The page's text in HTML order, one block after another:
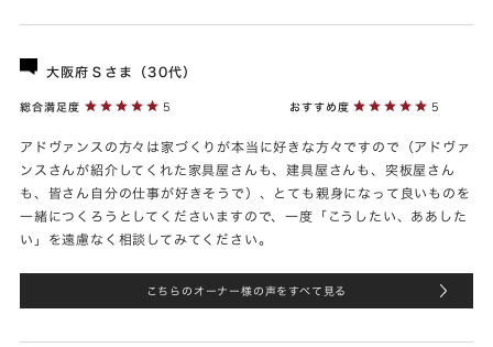
大阪府Ｓさま（30代）
総合満足度 5 おすすめ度 5
アドヴァンスの方々は家づくりが本当に好きな方々ですので（アドヴァ
ンスさんが紹介してくれた家具屋さんも、建具屋さんも、突板屋さん
も、皆さん自分の仕事が好きそうで）、とても親身になって良いものを
一緒につくろうとしてくださいますので、一度「こうしたい、ああした
い」を遠慮なく相談してみてください。
こちらのオーナー様の声をすべて見る